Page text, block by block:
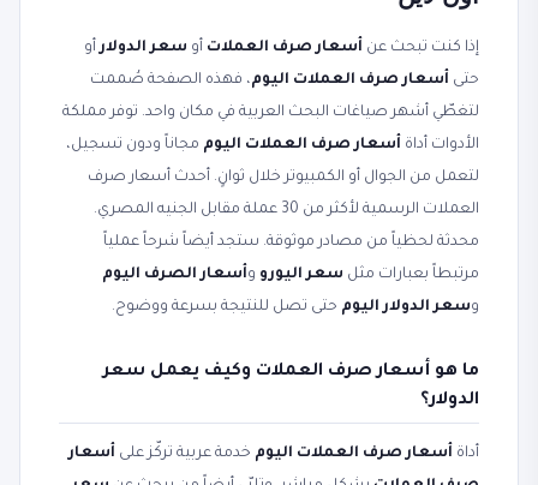
إذا كنت تبحث عن أسعار صرف العملات أو سعر الدولارأو
حتى أسعار صرف العملات اليوم، فهذه الصفحة صُممت
لتغطّي أشهر صياغات البحث العربية في مكان واحد. توفر مملكة
الأدوات أداة أسعار صرف العملات اليوم مجاناً ودون تسجيل،
لتعمل من الجوال أو الكمبيوتر خلال ثوانٍ. أحدث أسعار صرف
العملات الرسمية لأكثر من 30 عملة مقابل الجنيه المصري.
محدثة لحظياً من مصادر موثوقة. ستجد أيضاً شرحاً عملياً
مرتبطاً بعبارات مثل سعر اليورو وأسعار الصرف اليوم
وسعر الدولار اليوم حتى تصل للنتيجة بسرعة ووضوح.
ما هو أسعار صرف العملات وكيف يعمل سعر
الدولار؟
أداة أسعار صرف العملات اليوم خدمة عربية تركّز على أسعار